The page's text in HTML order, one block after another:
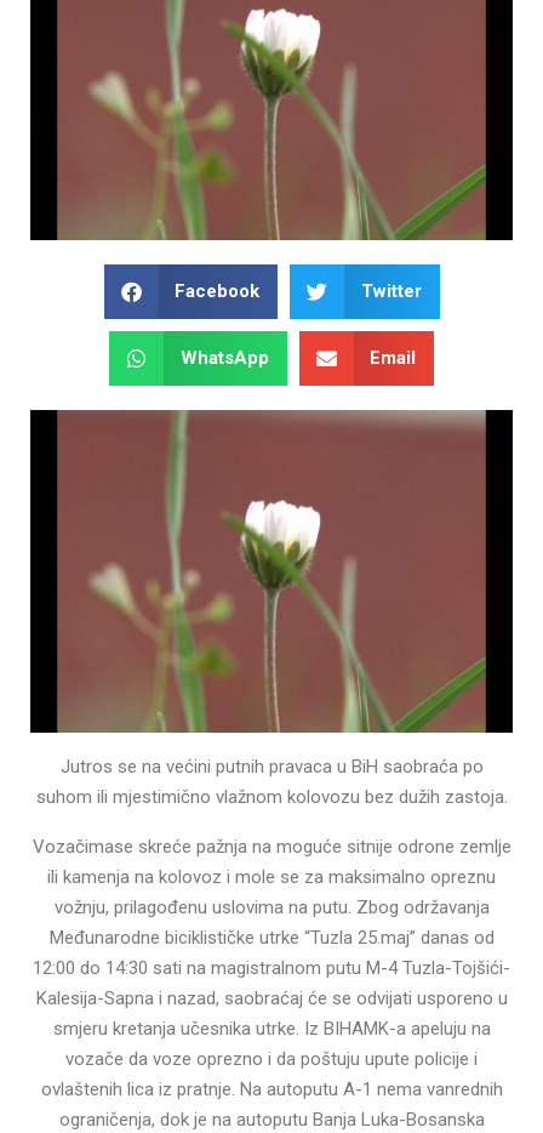
Facebook Twitter
WhatsApp Email
Jutros se na većini putnih pravaca u BiH saobraća po
suhom ili mjestimično vlažnom kolovozu bez dužih zastoja.
Vozačimase skreće pažnja na moguće sitnije odrone zemlje
ili kamenja na kolovoz i mole se za maksimalno opreznu
vožnju, prilagođenu uslovima na putu. Zbog održavanja
Međunarodne biciklističke utrke “Tuzla 25.maj” danas od
12:00 do 14:30 sati na magistralnom putu M-4 Tuzla-Tojšići-
Kalesija-Sapna i nazad, saobraćaj će se odvijati usporeno u
smjeru kretanja učesnika utrke. Iz BIHAMK-a apeluju na
vozače da voze oprezno i da poštuju upute policije i
ovlaštenih lica iz pratnje. Na autoputu A-1 nema vanrednih
ograničenja, dok je na autoputu Banja Luka-Bosanska